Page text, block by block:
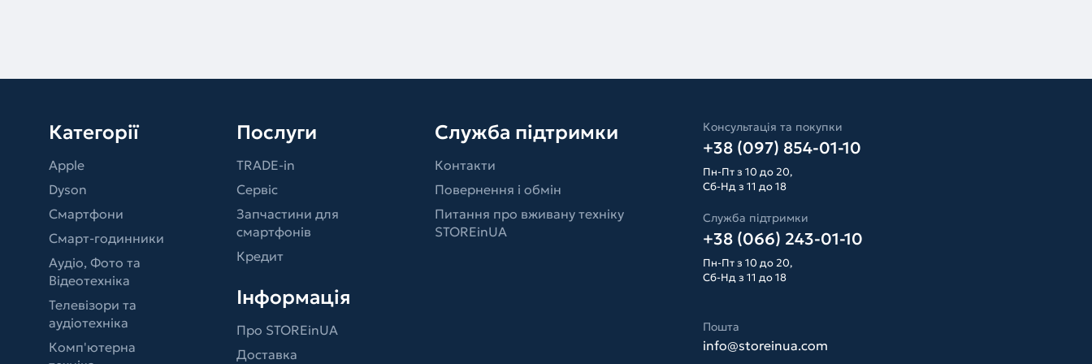
Категорії
Apple
Dyson
Смартфони
Смарт-годинники
Аудіо, Фото та
Відеотехніка
Телевізори та
аудіотехніка
Комп'ютерна
Послуги
TRADE-in
Сервіс
Запчастини для
смартфонів
Кредит
Інформація
Про STOREinUA
Доставка
Служба підтримки
Контакти
Повернення і обмін
Питання про вживану техніку
STOREinUA
Консультація та покупки
+38 (097) 854-01-10
Пн-Пт з 10 до 20,
Сб-Нд з 11 до 18
Служба підтримки
+38 (066) 243-01-10
Пн-Пт з 10 до 20,
Сб-Нд з 11 до 18
Пошта
info@storeinua.com